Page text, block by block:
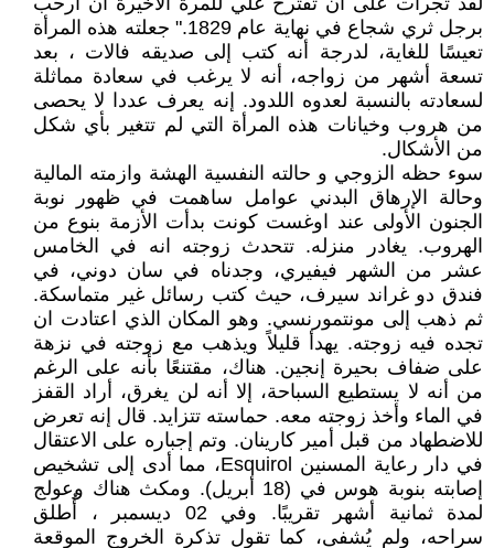
برجل ثري شجاع في نهاية عام 1829." جعلته هذه المرأة
تعيسًا للغاية، لدرجة أنه كتب إلى صديقه فالات ، بعد
تسعة أشهر من زواجه، أنه لا يرغب في سعادة مماثلة
لسعادته بالنسبة لعدوه اللدود. إنه يعرف عددا لا يحصى
من هروب وخيانات هذه المرأة التي لم تتغير بأي شكل
من الأشكال.
سوء حظه الزوجي و حالته النفسية الهشة وازمته المالية
وحالة الإرهاق البدني عوامل ساهمت في ظهور نوبة
الجنون الأولى عند اوغست كونت بدأت الأزمة بنوع من
الهروب. يغادر منزله. تتحدث زوجته انه في الخامس
عشر من الشهر فيفيري، وجدناه في سان دوني، في
فندق دو غراند سيرف، حيث كتب رسائل غير متماسكة.
ثم ذهب إلى مونتمورنسي. وهو المكان الذي اعتادت ان
تجده فيه زوجته. يهدأ قليلاً ويذهب مع زوجته في نزهة
على ضفاف بحيرة إنجين. هناك، مقتنعًا بأنه على الرغم
من أنه لا يستطيع السباحة، إلا أنه لن يغرق، أراد القفز
في الماء وأخذ زوجته معه. حماسته تتزايد. قال إنه تعرض
للاضطهاد من قبل أمير كارينان. وتم إجباره على الاعتقال
في دار رعاية المسنين Esquirol، مما أدى إلى تشخيص
إصابته بنوبة هوس في (18 أبريل). ومكث هناك وعولج
لمدة ثمانية أشهر تقريبًا. وفي 02 ديسمبر ، أُطلق
سراحه، ولم يُشفى، كما تقول تذكرة الخروج الموقعة